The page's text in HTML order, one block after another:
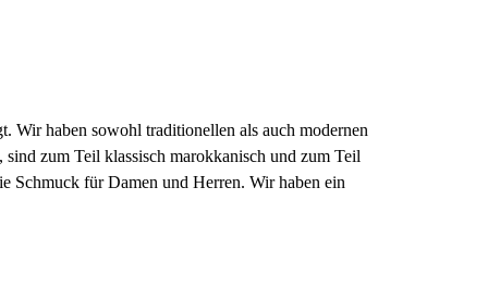
Wir haben sowohl traditionellen als auch modernen
zum Teil klassisch marokkanisch und zum Teil
Schmuck für Damen und Herren. Wir haben ein